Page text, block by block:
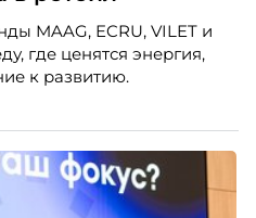
MAAG, ECRU, VILET и
где ценятся энергия,
к развитию.